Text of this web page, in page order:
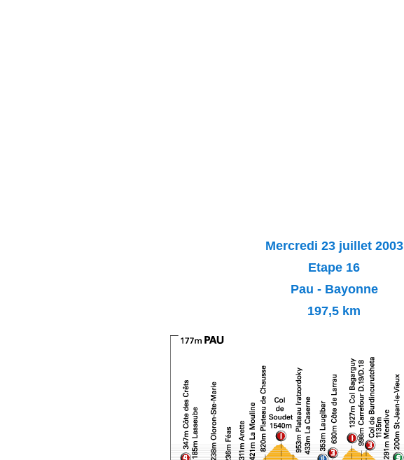
Mercredi 23 juillet 2003
Etape 16
Pau - Bayonne
197,5 km